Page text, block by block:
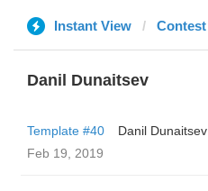
Instant View Contest
Danil Dunaitsev
Template #40
Danil Dunaitsev
Feb 19, 2019